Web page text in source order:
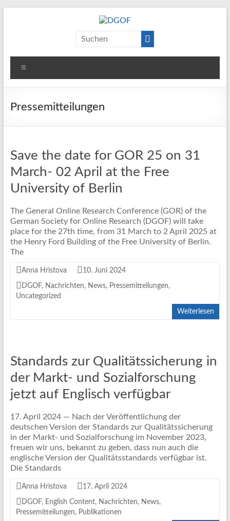
Deutsche Gesellschaft für Online-Forschung e.V.
Pressemitteilungen
Save the date for GOR 25 on 31
March- 02 April at the Free
University of Berlin
The General Online Research Conference (GOR) of the
German Society for Online Research (DGOF) will take
place for the 27th time, from 31 March to 2 April 2025 at
the Henry Ford Building of the Free University of Berlin.
The
Anna Hristova 10. Juni 2024
DGOF, Nachrichten, News, Pressemitteilungen,
Uncategorized
Weiterlesen
Standards zur Qualitätssicherung in
der Markt- und Sozialforschung
jetzt auf Englisch verfügbar
17. April 2024 — Nach der Veröffentlichung der
deutschen Version der Standards zur Qualitätssicherung
in der Markt- und Sozialforschung im November 2023,
freuen wir uns, bekannt zu geben, dass nun auch die
englische Version der Qualitätsstandards verfügbar ist.
Die Standards
Anna Hristova 17. April 2024
DGOF, English Content, Nachrichten, News,
Pressemitteilungen, Publikationen